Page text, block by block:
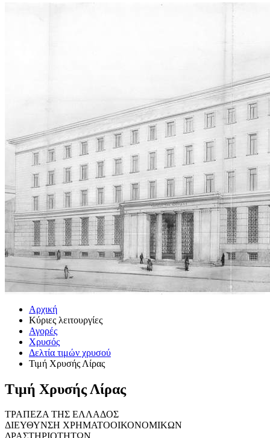
Αρχική
Κύριες λειτουργίες
Αγορές
Χρυσός
Δελτία τιμών χρυσού
Τιμή Χρυσής Λίρας
Τιμή Χρυσής Λίρας
ΤΡΑΠΕΖΑ ΤΗΣ ΕΛΛΑΔΟΣ
ΔΙΕΥΘΥΝΣΗ ΧΡΗΜΑΤΟΟΙΚΟΝΟΜΙΚΩΝ